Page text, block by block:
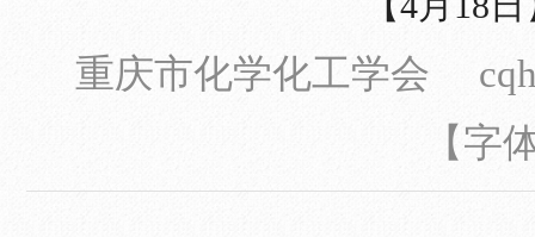
重庆市化学化工学会
【字